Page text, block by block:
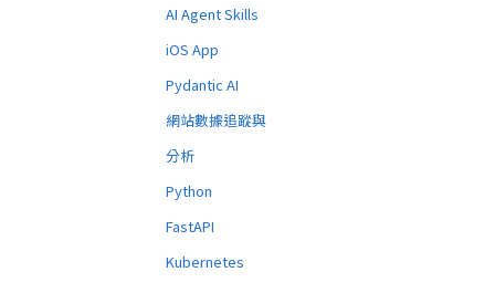
AI Agent Skills
iOS App
Pydantic AI
網站數據追蹤與
分析
Python
FastAPI
Kubernetes